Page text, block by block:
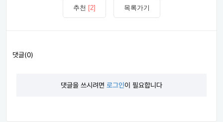
추천 [2] 목록가기
댓글(0)
댓글을 쓰시려면 로그인이 필요합니다